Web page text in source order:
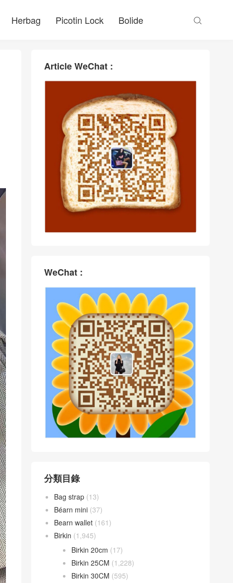
Herbag Picotin Lock Bolide 
Article WeChat :
WeChat :
分類目錄
Bag strap (13)
Béarn mini (37)
Bearn wallet (161)
Birkin (1,945)
Birkin 20cm (17)
Birkin 25CM (1,228)
Birkin 30CM (595)